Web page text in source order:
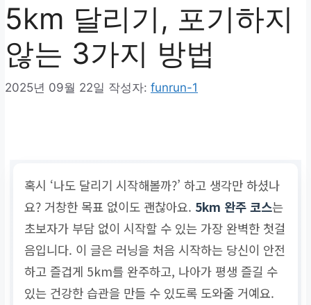
5km 달리기, 포기하지
않는 3가지 방법
2025년 09월 22일 작성자: funrun-1
혹시 ‘나도 달리기 시작해볼까?’ 하고 생각만 하셨나
요? 거창한 목표 없이도 괜찮아요. 5km 완주 코스는
초보자가 부담 없이 시작할 수 있는 가장 완벽한 첫걸
음입니다. 이 글은 러닝을 처음 시작하는 당신이 안전
하고 즐겁게 5km를 완주하고, 나아가 평생 즐길 수
있는 건강한 습관을 만들 수 있도록 도와줄 거예요.